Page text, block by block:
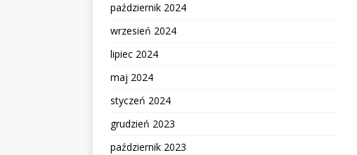
październik 2024
wrzesień 2024
lipiec 2024
maj 2024
styczeń 2024
grudzień 2023
październik 2023